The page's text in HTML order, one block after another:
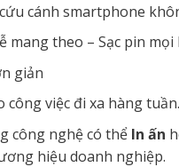
cánh smartphone
mang theo – Sạc pin
giản
việc đi xa hàng tuần.
công nghệ có thể In ấn
hiệu doanh nghiệp.